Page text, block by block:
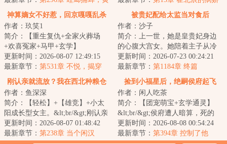
雀在后
属性体现？
神算嫡女不好惹，回京嘎嘎乱杀
作者：玖笑1
简介：【重生复仇+全家火葬场
+欢喜冤家+马甲+玄学】
&lt;br/&gt;谢明月替皇帝挡箭重
伤，为家族换来世袭爵...
更新时间：2026-08-07 12:49:15
最新章节： 第531章 不悦，揭穿
被贵妃配给太监当对食后
作者：沙子
简介：上一世，她是皇贵妃身边
的心腹大宫女。她陪着主子从冷
宫里的罪妇温答应，步步筹谋，
饱受磋磨，终于...
更新时间：2026-07-23 00:24:21
最新章节： 第1184章 终篇
刚认亲就流放？我在西北种粮仓
作者：鱼深深
简介：【轻松】+【雄竞】+小太
阳成长型女主。&lt;br/&gt;刚认亲
成真千金就流放西北？姜六六直
呼老天爷你...
更新时间：2026-08-07 01:48:42
最新章节： 第238章 当个闲汉
捡到小福星后，绝嗣侯府起飞
了！
作者：闲人吃茶
简介：【团宠萌宝+玄学通灵】
&lt;br/&gt;侯府遭人暗算，死的
死，残的残，直到有一天，收养
了小岁安进府。...
更新时间：2026-08-08 00:54:24
最新章节： 第394章 控制了他